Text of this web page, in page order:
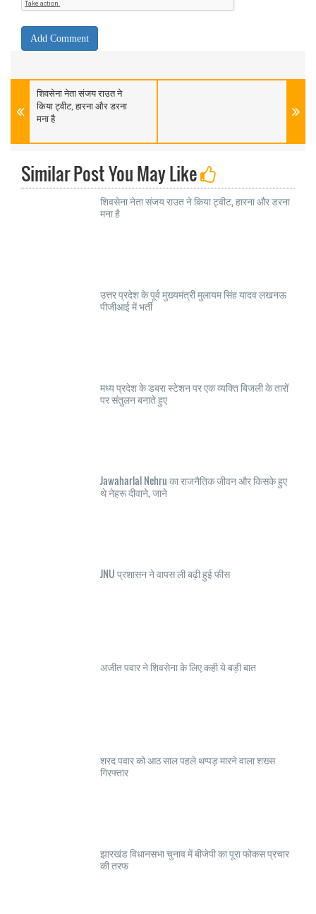
शिवसेना नेता संजय राउत ने
किया ट्वीट, हारना और डरना
मना है
Similar Post You May Like
शिवसेना नेता संजय राउत ने किया ट्वीट, हारना और डरना
मना है
उत्तर प्रदेश के पूर्व मुख्यमंत्री मुलायम सिंह यादव लखनऊ
पीजीआई में भर्ती
मध्य प्रदेश के डबरा स्टेशन पर एक व्यक्ति बिजली के तारों
पर संतुलन बनाते हुए
Jawaharlal Nehru का राजनैतिक जीवन और किसके हुए
थे नेहरू दीवाने, जाने
JNU प्रशासन ने वापस ली बढ़ी हुई फीस
अजीत पवार ने शिवसेना के लिए कही ये बड़ी बात
शरद पवार को आठ साल पहले थप्पड़ मारने वाला शख्स
गिरफ्तार
झारखंड विधानसभा चुनाव में बीजेपी का पूरा फोकस प्रचार
की तरफ